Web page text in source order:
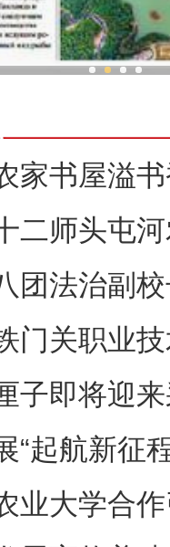
家书屋溢
二师头屯
团法治副
门关职业
子即将迎
“起航新征
业大学合